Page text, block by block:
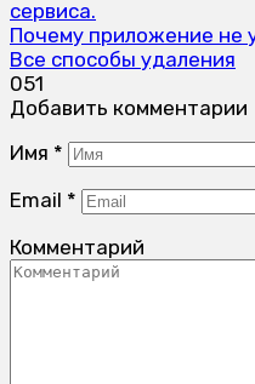
Почему приложение не
Все способы удаления
051
Добавить комментарии
Имя *
Email *
Комментарий